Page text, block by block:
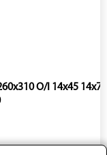
O/I 14x45 14x70